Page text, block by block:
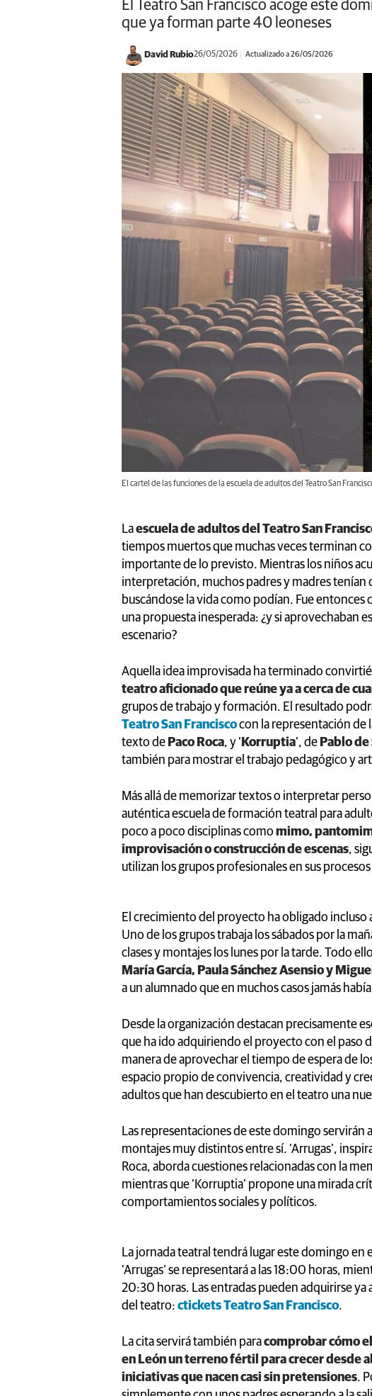
El Teatro San Francisco acoge este
que ya forman parte 40 leoneses
David Rubio26/05/2026 Actualizado a 26/05/2026
El cartel de las funciones de la escuela de adultos del Teatro San
Laescuela de adultos del Teatro San
tiempos muertos que muchas veces terminan
importante de lo previsto. Mientras los niños
interpretación, muchos padres y madres tenían
buscándose la vida como podían. Fue
una propuesta inesperada: ¿y si aprovechaban
escenario?
Aquella idea improvisada ha terminado
teatro aficionado que reúne ya a cerca de
grupos de trabajo y formación. El resultado
Teatro San Franciscocon la representación de
texto de Paco Roca, y ‘ Korruptia’, de Pablo
también para mostrar el trabajo pedagógico y
Más allá de memorizar textos o interpretar
auténtica escuela de formación teatral para
poco a poco disciplinas como mimo,
improvisación o construcción de escenas,
utilizan los grupos profesionales en sus
El crecimiento del proyecto ha obligado incluso
Uno de los grupos trabaja los sábados por la
clases y montajes los lunes por la tarde. Todo
María García, Paula Sánchez Asensio y
a un alumnado que en muchos casos jamás
Desde la organización destacan precisamente
que ha ido adquiriendo el proyecto con el paso
manera de aprovechar el tiempo de espera de
espacio propio de convivencia, creatividad y
adultos que han descubierto en el teatro una
Las representaciones de este domingo servirán
montajes muy distintos entre sí. ‘Arrugas’,
Roca, aborda cuestiones relacionadas con la
mientras que ‘Korruptia’ propone una mirada
comportamientos sociales y políticos.
La jornada teatral tendrá lugar este domingo en
‘Arrugas’ se representará a las 18:00 horas,
20:30 horas. Las entradas pueden adquirirse
del teatro: ctickets Teatro San Francisco.
La cita servirá también paracomprobar cómo
en León un terreno fértil para crecer desde
iniciativas que nacen casi sin pretensiones.